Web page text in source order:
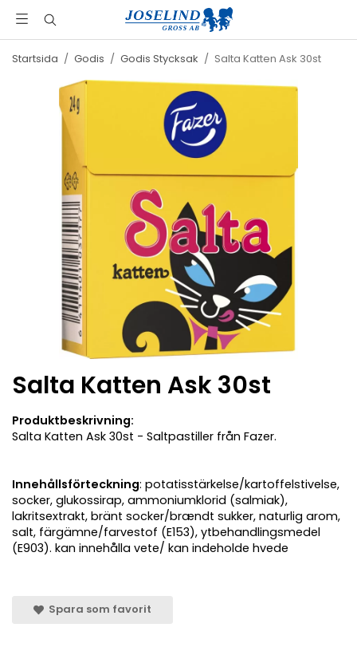
Startsida / Godis / Godis Stycksak / Salta Katten Ask 30st
Salta Katten Ask 30st
Produktbeskrivning:
Salta Katten Ask 30st - Saltpastiller från Fazer.
Innehållsförteckning: potatisstärkelse/kartoffelstivelse,
socker, glukossirap, ammoniumklorid (salmiak),
lakritsextrakt, bränt socker/brændt sukker, naturlig arom,
salt, färgämne/farvestof (E153), ytbehandlingsmedel
(E903). kan innehålla vete/ kan indeholde hvede
Spara som favorit